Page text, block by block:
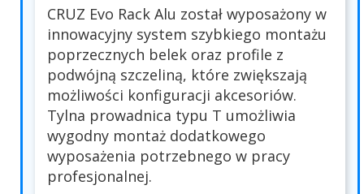
CRUZ Evo Rack Alu został wyposażony w
innowacyjny system szybkiego montażu
poprzecznych belek oraz profile z
podwójną szczeliną, które zwiększają
możliwości konfiguracji akcesoriów.
Tylna prowadnica typu T umożliwia
wygodny montaż dodatkowego
wyposażenia potrzebnego w pracy
profesjonalnej.